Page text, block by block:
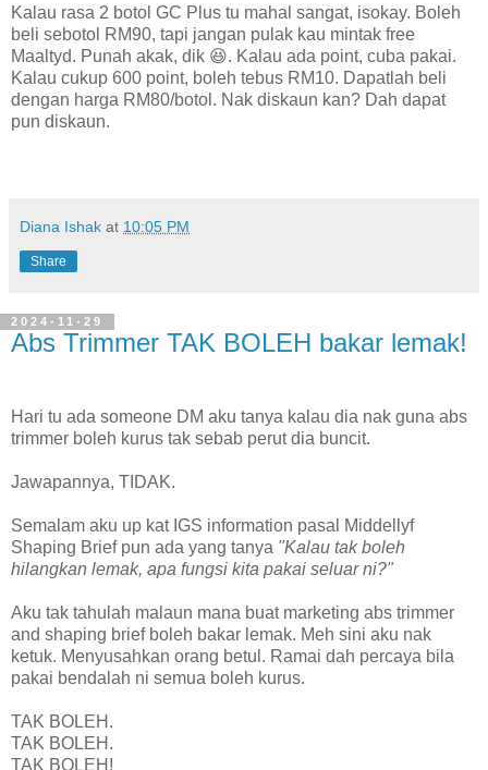
Kalau rasa 2 botol GC Plus tu mahal sangat, isokay. Boleh
beli sebotol RM90, tapi jangan pulak kau mintak free
Maaltyd. Punah akak, dik 😆. Kalau ada point, cuba pakai.
Kalau cukup 600 point, boleh tebus RM10. Dapatlah beli
dengan harga RM80/botol. Nak diskaun kan? Dah dapat
pun diskaun.
Diana Ishak at 10:05 PM
Share
2024-11-29
Abs Trimmer TAK BOLEH bakar lemak!
Hari tu ada someone DM aku tanya kalau dia nak guna abs
trimmer boleh kurus tak sebab perut dia buncit.
Jawapannya, TIDAK.
Semalam aku up kat IGS information pasal Middellyf
Shaping Brief pun ada yang tanya "Kalau tak boleh
hilangkan lemak, apa fungsi kita pakai seluar ni?"
Aku tak tahulah malaun mana buat marketing abs trimmer
and shaping brief boleh bakar lemak. Meh sini aku nak
ketuk. Menyusahkan orang betul. Ramai dah percaya bila
pakai bendalah ni semua boleh kurus.
TAK BOLEH.
TAK BOLEH.
TAK BOLEH!